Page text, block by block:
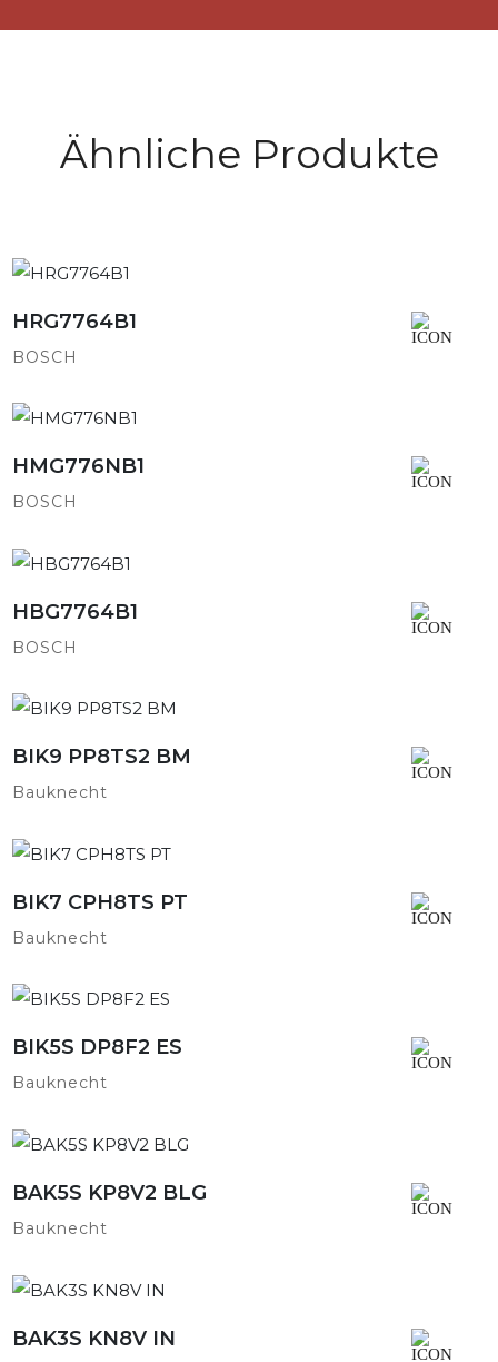
Ähnliche Produkte
HRG7764B1
BOSCH
HMG776NB1
BOSCH
HBG7764B1
BOSCH
BIK9 PP8TS2 BM
Bauknecht
BIK7 CPH8TS PT
Bauknecht
BIK5S DP8F2 ES
Bauknecht
Detailansicht
BAK5S KP8V2 BLG
Bauknecht
BAK3S KN8V IN